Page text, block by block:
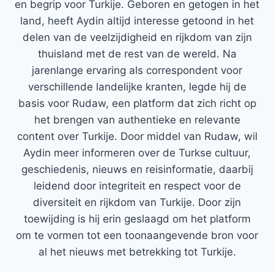
en begrip voor Turkije. Geboren en getogen in het
land, heeft Aydin altijd interesse getoond in het
delen van de veelzijdigheid en rijkdom van zijn
thuisland met de rest van de wereld. Na
jarenlange ervaring als correspondent voor
verschillende landelijke kranten, legde hij de
basis voor Rudaw, een platform dat zich richt op
het brengen van authentieke en relevante
content over Turkije. Door middel van Rudaw, wil
Aydin meer informeren over de Turkse cultuur,
geschiedenis, nieuws en reisinformatie, daarbij
leidend door integriteit en respect voor de
diversiteit en rijkdom van Turkije. Door zijn
toewijding is hij erin geslaagd om het platform
om te vormen tot een toonaangevende bron voor
al het nieuws met betrekking tot Turkije.